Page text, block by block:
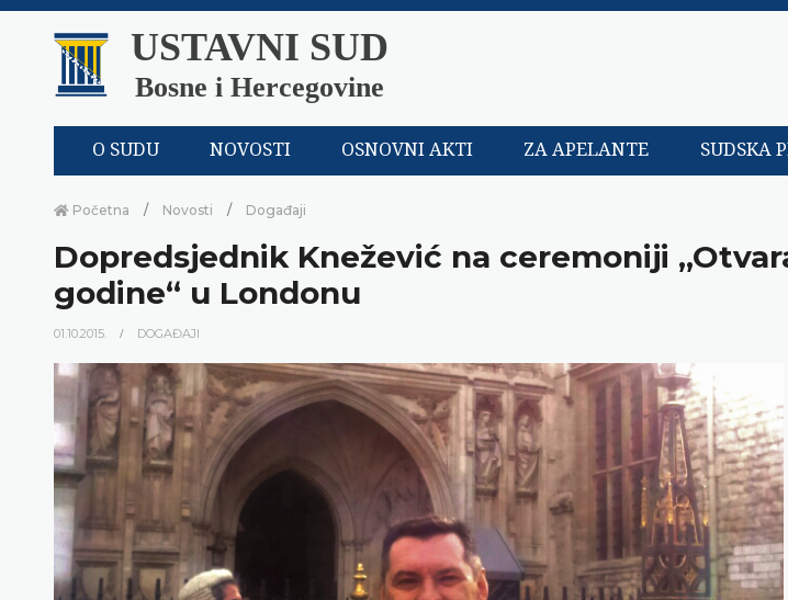
USTAVNI SUD
Bosne i Hercegovine
O SUDU NOVOSTI OSNOVNI AKTI ZA APELANTE SUDSKA
Početna Novosti Događaji
Dopredsjednik Knežević na ceremoniji
godine“ u Londonu
01.10.2015. DOGAĐAJI